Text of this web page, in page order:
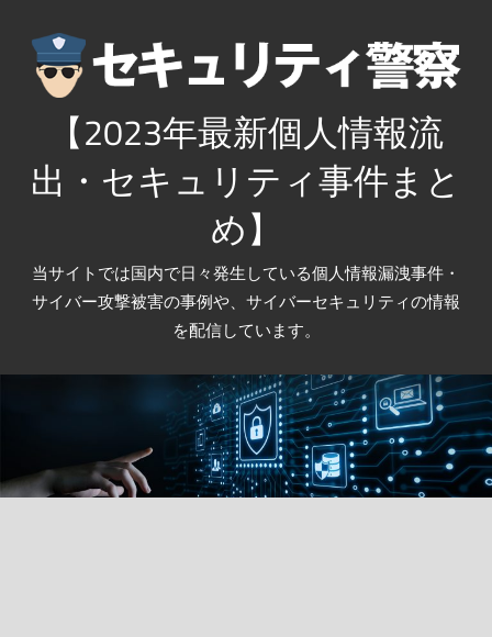
【2023年最新個人情報流
出・セキュリティ事件まと
め】
当サイトでは国内で日々発生している個人情報漏洩事件・
サイバー攻撃被害の事例や、サイバーセキュリティの情報
を配信しています。